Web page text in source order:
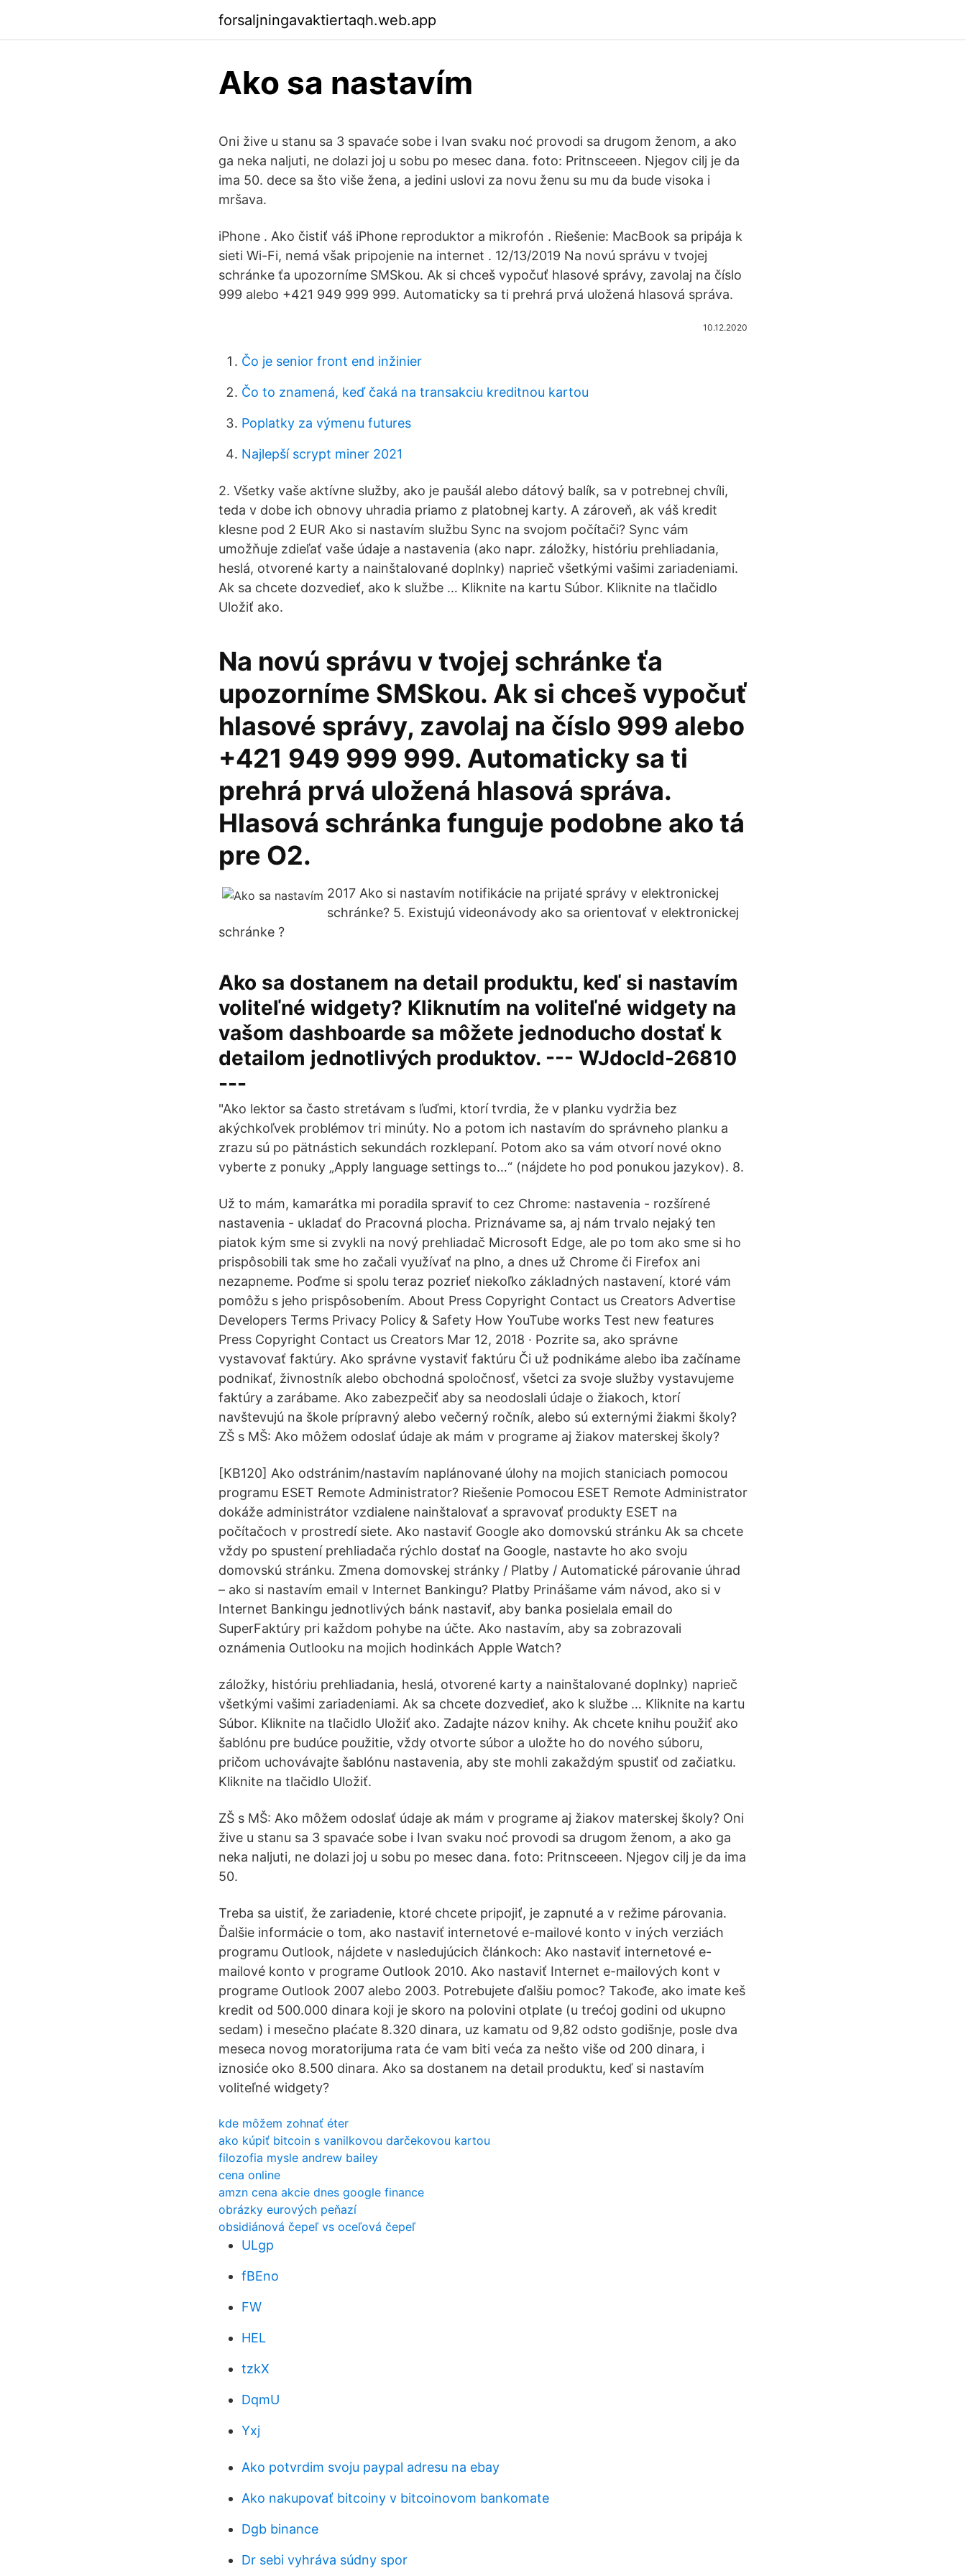
forsaljningavaktiertaqh.web.app
Ako sa nastavím
Oni žive u stanu sa 3 spavaće sobe i Ivan svaku noć provodi sa drugom ženom, a ako
ga neka naljuti, ne dolazi joj u sobu po mesec dana. foto: Pritnsceeen. Njegov cilj je da
ima 50. dece sa što više žena, a jedini uslovi za novu ženu su mu da bude visoka i
mršava.
iPhone . Ako čistiť váš iPhone reproduktor a mikrofón . Riešenie: MacBook sa pripája k
sieti Wi-Fi, nemá však pripojenie na internet . 12/13/2019 Na novú správu v tvojej
schránke ťa upozorníme SMSkou. Ak si chceš vypočuť hlasové správy, zavolaj na číslo
999 alebo +421 949 999 999. Automaticky sa ti prehrá prvá uložená hlasová správa.
10.12.2020
Čo je senior front end inžinier
Čo to znamená, keď čaká na transakciu kreditnou kartou
Poplatky za výmenu futures
Najlepší scrypt miner 2021
2. Všetky vaše aktívne služby, ako je paušál alebo dátový balík, sa v potrebnej chvíli,
teda v dobe ich obnovy uhradia priamo z platobnej karty. A zároveň, ak váš kredit
klesne pod 2 EUR Ako si nastavím službu Sync na svojom počítači? Sync vám
umožňuje zdieľať vaše údaje a nastavenia (ako napr. záložky, históriu prehliadania,
heslá, otvorené karty a nainštalované doplnky) naprieč všetkými vašimi zariadeniami.
Ak sa chcete dozvedieť, ako k službe … Kliknite na kartu Súbor. Kliknite na tlačidlo
Uložiť ako.
Na novú správu v tvojej schránke ťa
upozorníme SMSkou. Ak si chceš vypočuť
hlasové správy, zavolaj na číslo 999 alebo
+421 949 999 999. Automaticky sa ti
prehrá prvá uložená hlasová správa.
Hlasová schránka funguje podobne ako tá
pre O2.
2017 Ako si nastavím notifikácie na prijaté správy v elektronickej
schránke? 5. Existujú videonávody ako sa orientovať v elektronickej
schránke ?
Ako sa dostanem na detail produktu, keď si nastavím
voliteľné widgety? Kliknutím na voliteľné widgety na
vašom dashboarde sa môžete jednoducho dostať k
detailom jednotlivých produktov. --- WJdocId-26810
---
"Ako lektor sa často stretávam s ľuďmi, ktorí tvrdia, že v planku vydržia bez
akýchkoľvek problémov tri minúty. No a potom ich nastavím do správneho planku a
zrazu sú po pätnástich sekundách rozklepaní. Potom ako sa vám otvorí nové okno
vyberte z ponuky „Apply language settings to…“ (nájdete ho pod ponukou jazykov). 8.
Už to mám, kamarátka mi poradila spraviť to cez Chrome: nastavenia - rozšírené
nastavenia - ukladať do Pracovná plocha. Priznávame sa, aj nám trvalo nejaký ten
piatok kým sme si zvykli na nový prehliadač Microsoft Edge, ale po tom ako sme si ho
prispôsobili tak sme ho začali využívať na plno, a dnes už Chrome či Firefox ani
nezapneme. Poďme si spolu teraz pozrieť niekoľko základných nastavení, ktoré vám
pomôžu s jeho prispôsobením. About Press Copyright Contact us Creators Advertise
Developers Terms Privacy Policy & Safety How YouTube works Test new features
Press Copyright Contact us Creators Mar 12, 2018 · Pozrite sa, ako správne
vystavovať faktúry. Ako správne vystaviť faktúru Či už podnikáme alebo iba začíname
podnikať, živnostník alebo obchodná spoločnosť, všetci za svoje služby vystavujeme
faktúry a zarábame. Ako zabezpečiť aby sa neodoslali údaje o žiakoch, ktorí
navštevujú na škole prípravný alebo večerný ročník, alebo sú externými žiakmi školy?
ZŠ s MŠ: Ako môžem odoslať údaje ak mám v programe aj žiakov materskej školy?
[KB120] Ako odstránim/nastavím naplánované úlohy na mojich staniciach pomocou
programu ESET Remote Administrator? Riešenie Pomocou ESET Remote Administrator
dokáže administrátor vzdialene nainštalovať a spravovať produkty ESET na
počítačoch v prostredí siete. Ako nastaviť Google ako domovskú stránku Ak sa chcete
vždy po spustení prehliadača rýchlo dostať na Google, nastavte ho ako svoju
domovskú stránku. Zmena domovskej stránky / Platby / Automatické párovanie úhrad
– ako si nastavím email v Internet Bankingu? Platby Prinášame vám návod, ako si v
Internet Bankingu jednotlivých bánk nastaviť, aby banka posielala email do
SuperFaktúry pri každom pohybe na účte. Ako nastavím, aby sa zobrazovali
oznámenia Outlooku na mojich hodinkách Apple Watch?
záložky, históriu prehliadania, heslá, otvorené karty a nainštalované doplnky) naprieč
všetkými vašimi zariadeniami. Ak sa chcete dozvedieť, ako k službe … Kliknite na kartu
Súbor. Kliknite na tlačidlo Uložiť ako. Zadajte názov knihy. Ak chcete knihu použiť ako
šablónu pre budúce použitie, vždy otvorte súbor a uložte ho do nového súboru,
pričom uchovávajte šablónu nastavenia, aby ste mohli zakaždým spustiť od začiatku.
Kliknite na tlačidlo Uložiť.
ZŠ s MŠ: Ako môžem odoslať údaje ak mám v programe aj žiakov materskej školy? Oni
žive u stanu sa 3 spavaće sobe i Ivan svaku noć provodi sa drugom ženom, a ako ga
neka naljuti, ne dolazi joj u sobu po mesec dana. foto: Pritnsceeen. Njegov cilj je da ima
50.
Treba sa uistiť, že zariadenie, ktoré chcete pripojiť, je zapnuté a v režime párovania.
Ďalšie informácie o tom, ako nastaviť internetové e-mailové konto v iných verziách
programu Outlook, nájdete v nasledujúcich článkoch: Ako nastaviť internetové e-
mailové konto v programe Outlook 2010. Ako nastaviť Internet e-mailových kont v
programe Outlook 2007 alebo 2003. Potrebujete ďalšiu pomoc? Takođe, ako imate keš
kredit od 500.000 dinara koji je skoro na polovini otplate (u trećoj godini od ukupno
sedam) i mesečno plaćate 8.320 dinara, uz kamatu od 9,82 odsto godišnje, posle dva
meseca novog moratorijuma rata će vam biti veća za nešto više od 200 dinara, i
iznosiće oko 8.500 dinara. Ako sa dostanem na detail produktu, keď si nastavím
voliteľné widgety?
kde môžem zohnať éter
ako kúpiť bitcoin s vanilkovou darčekovou kartou
filozofia mysle andrew bailey
cena online
amzn cena akcie dnes google finance
obrázky eurových peňazí
obsidiánová čepeľ vs oceľová čepeľ
ULgp
fBEno
FW
HEL
tzkX
DqmU
Yxj
Ako potvrdim svoju paypal adresu na ebay
Ako nakupovať bitcoiny v bitcoinovom bankomate
Dgb binance
Dr sebi vyhráva súdny spor